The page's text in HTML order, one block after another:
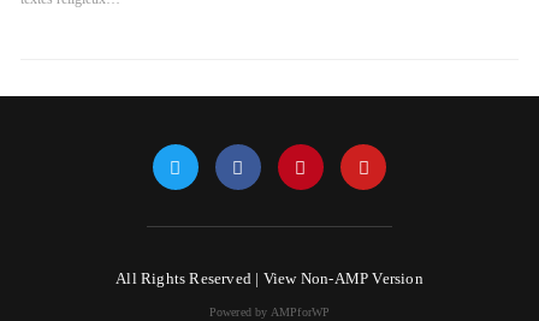
All Rights Reserved | View Non-AMP Version
Powered by AMPforWP